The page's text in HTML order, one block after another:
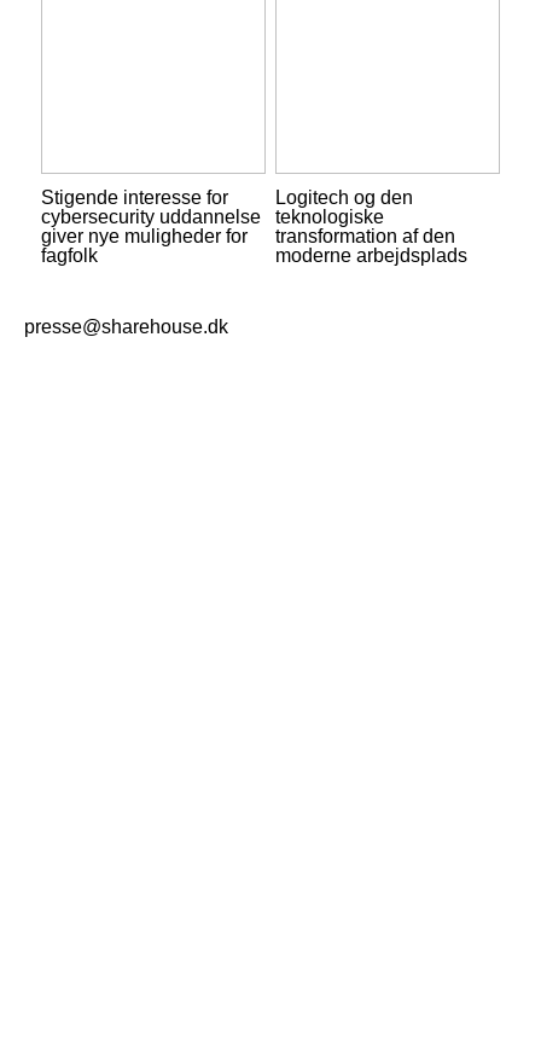
Stigende interesse for
cybersecurity uddannelse
giver nye muligheder for
fagfolk
Logitech og den
teknologiske
transformation af den
moderne arbejdsplads
presse@sharehouse.dk